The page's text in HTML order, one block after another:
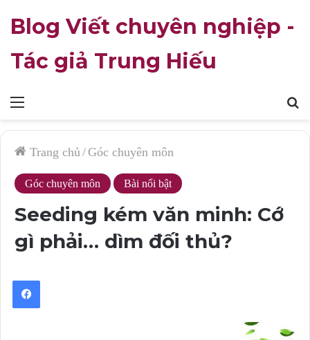
Mục
Blog Viết chuyên nghiệp -
Tác giả Trung Hiếu
Trang chủ/Góc chuyên môn
Góc chuyên môn Bài nổi bật
Seeding kém văn minh: Cớ
gì phải… dìm đối thủ?